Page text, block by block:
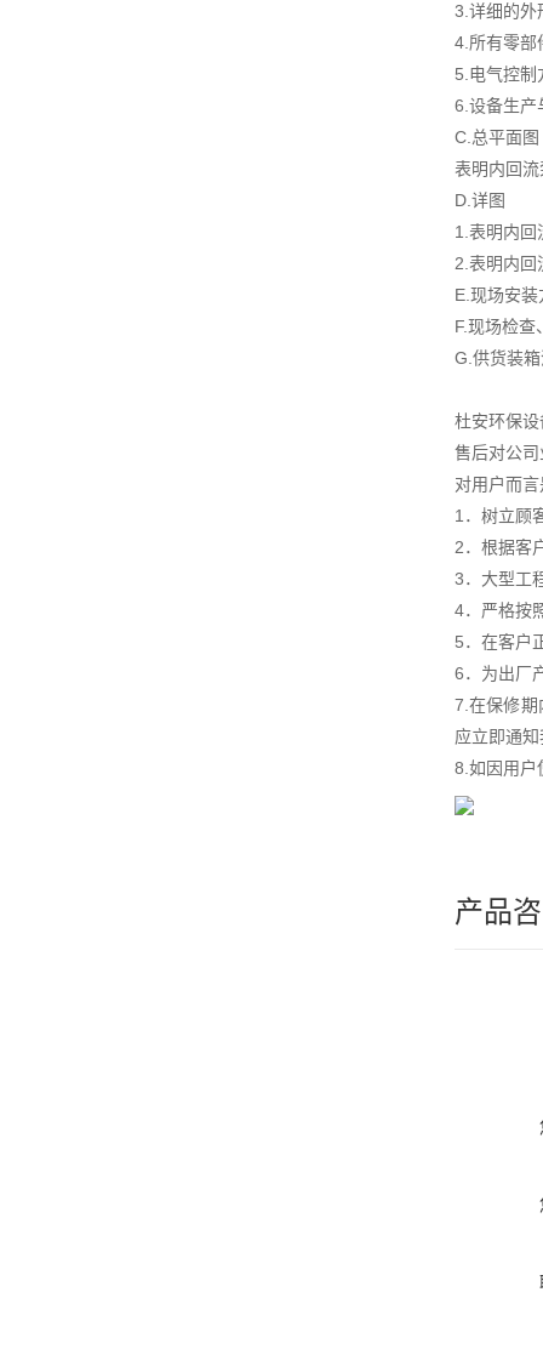
3.详细的外
4.所有零部
5.电气控制
6.设备生产
C.总平面图
表明内回
D.详图
1.表明内回
2.表明内回
E.现场安
F.现场检查
G.供货装
杜安环保
售后对公
对用户而
1．树立顾
2．根据客
3．大型工
4．严格按
5．在客户
6．为出厂
7.在保修期
应立即通
8.如因用户
产品